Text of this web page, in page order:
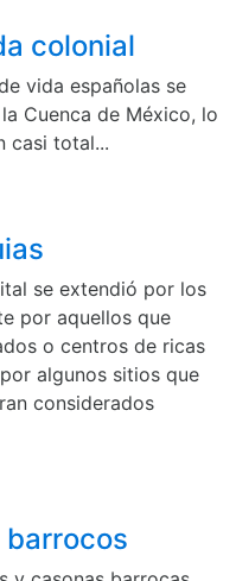
colonial
vida españolas se
Cuenca de México, lo
casi total...
se extendió por los
por aquellos que
o centros de ricas
algunos sitios que
considerados